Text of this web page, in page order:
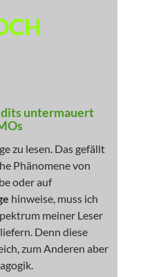
untermauert
zu lesen. Das gefällt
Phänomene von
oder auf
hinweise, muss ich
meiner Leser
Denn diese
zum Anderen aber